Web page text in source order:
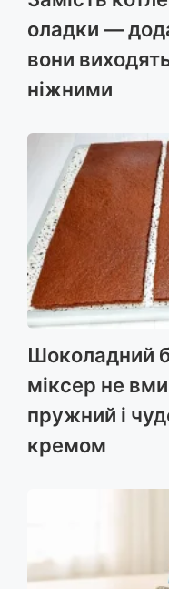
оладки —
вони
ніжними
Шоколадний
міксер не
пружний і
кремом